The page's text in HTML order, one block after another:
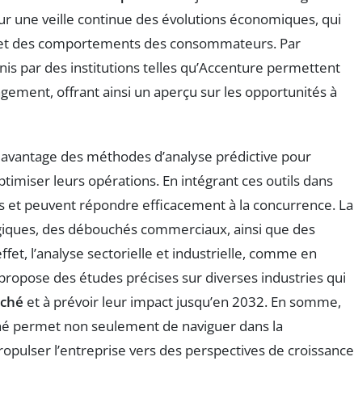
une veille continue des évolutions économiques, qui
des comportements des consommateurs. Par
par des institutions telles qu’Accenture permettent
offrant ainsi un aperçu sur les opportunités à
des méthodes d’analyse prédictive pour
leurs opérations. En intégrant ces outils dans
et peuvent répondre efficacement à la concurrence. La
des débouchés commerciaux, ainsi que des
l’analyse sectorielle et industrielle, comme en
des études précises sur diverses industries qui
et à prévoir leur impact jusqu’en 2032. En somme,
permet non seulement de naviguer dans la
l’entreprise vers des perspectives de croissance